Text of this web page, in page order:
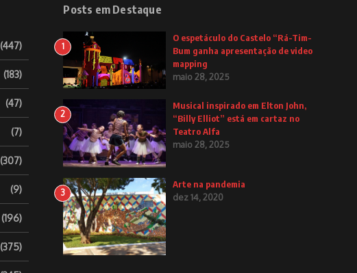
(447)
(183)
(47)
(7)
(307)
(9)
(196)
(375)
Posts em Destaque
1
O espetáculo do Castelo “Rá-Tim-
Bum ganha apresentação de video
mapping
maio 28, 2025
2
Musical inspirado em Elton John,
“Billy Elliot” está em cartaz no
Teatro Alfa
maio 28, 2025
3
Arte na pandemia
dez 14, 2020